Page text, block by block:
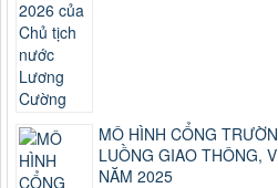
MÔ HÌNH CỔNG
LUỒNG GIAO THÔNG,
NĂM 2025